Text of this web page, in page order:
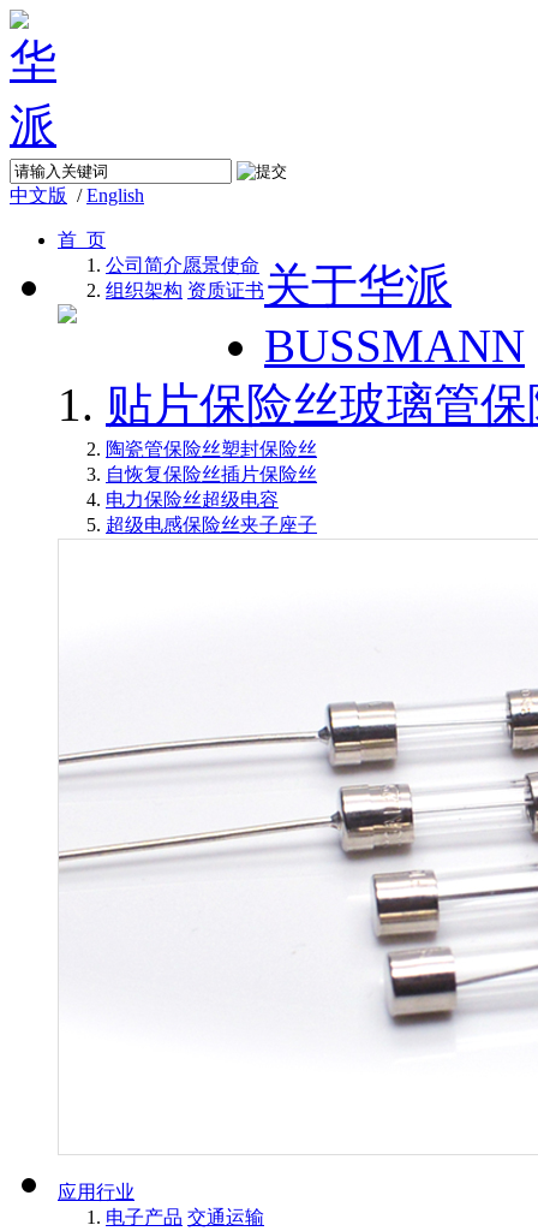
中文版 /English
首 页
关于华派
公司简介愿景使命
组织架构 资质证书
BUSSMANN
贴片保险丝玻璃管
陶瓷管保险丝塑封保险丝
自恢复保险丝插片保险丝
电力保险丝超级电容
超级电感保险丝夹子座子
应用行业
电子产品 交通运输